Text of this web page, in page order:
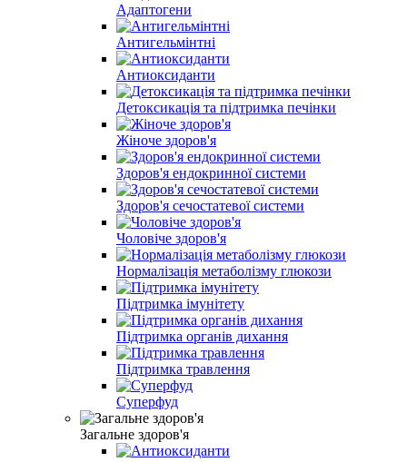
Адаптогени
Антигельмінтні
Антиоксиданти
Детоксикація та підтримка печінки
Жіноче здоров'я
Здоров'я ендокринної системи
Здоров'я сечостатевої системи
Чоловіче здоров'я
Нормалізація метаболізму глюкози
Підтримка імунітету
Підтримка органів дихання
Підтримка травлення
Суперфуд
Загальне здоров'я